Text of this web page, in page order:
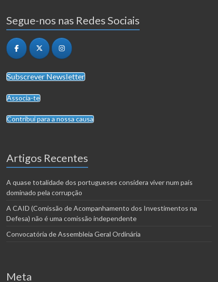
Segue-nos nas Redes Sociais
Subscrever Newsletter
Associa-te
Contribui para a nossa causa
Artigos Recentes
A quase totalidade dos portugueses considera viver num país
dominado pela corrupção
A CAID (Comissão de Acompanhamento dos Investimentos na
Defesa) não é uma comissão independente
Convocatória de Assembleia Geral Ordinária
Meta